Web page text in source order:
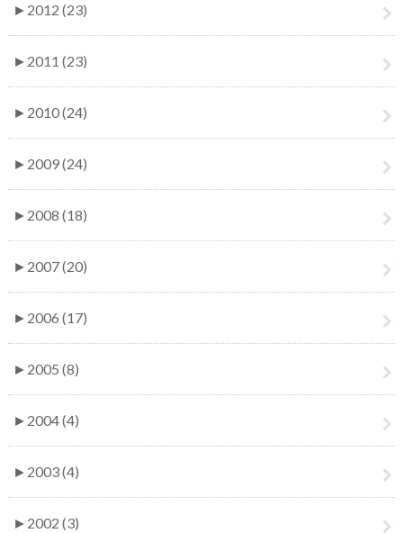
► 2012 (23)
► 2011 (23)
► 2010 (24)
► 2009 (24)
► 2008 (18)
► 2007 (20)
► 2006 (17)
► 2005 (8)
► 2004 (4)
► 2003 (4)
► 2002 (3)